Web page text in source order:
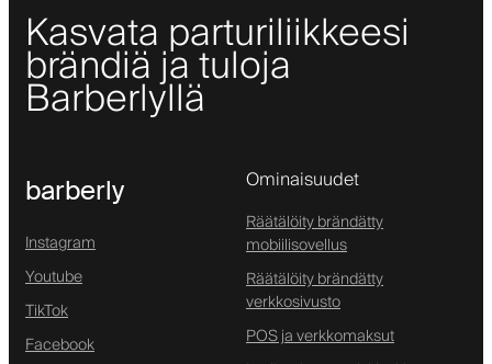
Kasvata parturiliikkeesi
brändiä ja tuloja
Barberlyllä
barberly
Instagram
Youtube
TikTok
Facebook
Ominaisuudet
Räätälöity brändätty
mobiilisovellus
Räätälöity brändätty
verkkosivusto
POS ja verkkomaksut